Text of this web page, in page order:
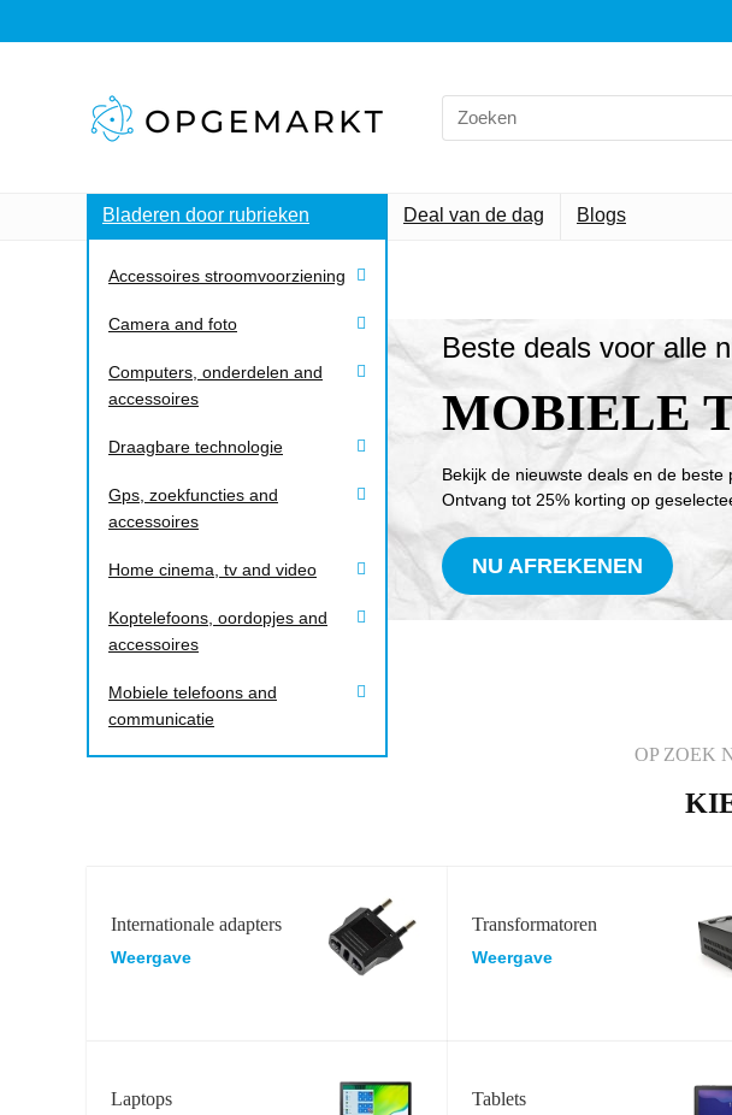
Bladeren door rubrieken
Accessoires stroomvoorziening
Camera and foto
Computers, onderdelen and
accessoires
Draagbare technologie
Gps, zoekfuncties and
accessoires
Home cinema, tv and video
Koptelefoons, oordopjes and
accessoires
Mobiele telefoons and
communicatie
Deal van de dag Blogs
Beste deals voor alle
MOBIELE
Bekijk de nieuwste deals en de
Ontvang tot 25% korting op
NU AFREKENEN
OP ZOEK
Internationale adapters
Weergave
Laptops
Transformatoren
Weergave
Tablets